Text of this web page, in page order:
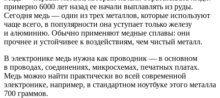
примерно 6000 лет назад ее начали выплавлять из руды.
Сегодня медь — один из трех металлов, которые используют
чаще всего, в популярности она уступает только железу
и алюминию. Обычно применяют медные сплавы: они
прочнее и устойчивее к воздействиям, чем чистый металл.
В электронике медь нужна как проводник — в основном
в проводах, соединениях, микросхемах, печатных платах.
Медь можно найти практически во всей современной
электронике, например, в стандартном ноутбуке этого металла
700 граммов.